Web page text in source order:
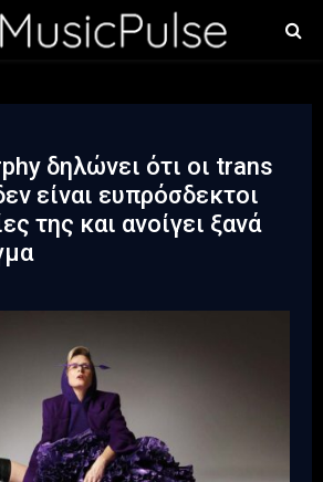
δηλώνει ότι οι trans
είναι ευπρόσδεκτοι
της και ανοίγει ξανά